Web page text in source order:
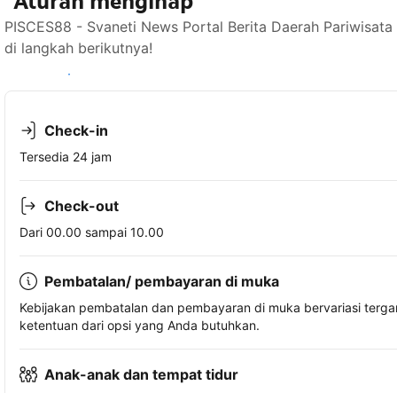
PISCES88 - Svaneti News Portal Berita Daerah
di langkah berikutnya!
Lihat ketersediaan
Check-in
Tersedia 24 jam
Check-out
Dari 00.00 sampai 10.00
Pembatalan/ pembayaran di muka
Kebijakan pembatalan dan pembayaran di muka bervariasi
ketentuan dari opsi yang Anda butuhkan.
Anak-anak dan tempat tidur